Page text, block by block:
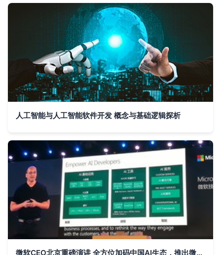
人工智能与人工智能软件开发 概念与基础逻辑探析
微软CEO北京重磅演讲 全方位加码中国AI生态，推出微信虚拟助手与量子新语言